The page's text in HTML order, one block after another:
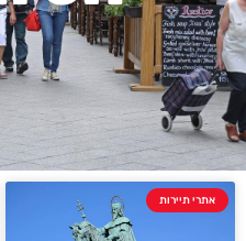
אתרי תיירות